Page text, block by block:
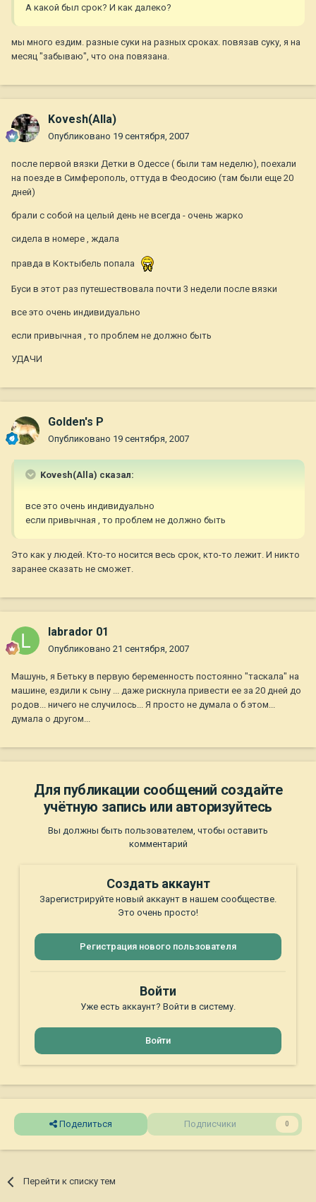
А какой был срок? И как далеко?
мы много ездим. разные суки на разных сроках. повязав суку, я на
месяц "забываю", что она повязана.
Kovesh(Alla)
Опубликовано 19 сентября, 2007
после первой вязки Детки в Одессе ( были там неделю), поехали
на поезде в Симферополь, оттуда в Феодосию (там были еще 20
дней)
брали с собой на целый день не всегда - очень жарко
сидела в номере , ждала
правда в Коктыбель попала
Буси в этот раз путешествовала почти 3 недели после вязки
все это очень индивидуально
если привычная , то проблем не должно быть
УДАЧИ
Golden's P
Опубликовано 19 сентября, 2007
Kovesh(Alla) сказал:
все это очень индивидуально
если привычная , то проблем не должно быть
Это как у людей. Кто-то носится весь срок, кто-то лежит. И никто
заранее сказать не сможет.
labrador 01
Опубликовано 21 сентября, 2007
Машунь, я Бетьку в первую беременность постоянно "таскала" на
машине, ездили к сыну ... даже рискнула привести ее за 20 дней до
родов... ничего не случилось... Я просто не думала о б этом...
думала о другом...
Для публикации сообщений создайте
учётную запись или авторизуйтесь
Вы должны быть пользователем, чтобы оставить
комментарий
Создать аккаунт
Зарегистрируйте новый аккаунт в нашем сообществе.
Это очень просто!
Регистрация нового пользователя
Войти
Уже есть аккаунт? Войти в систему.
Войти
Поделиться Подписчики 0
Перейти к списку тем